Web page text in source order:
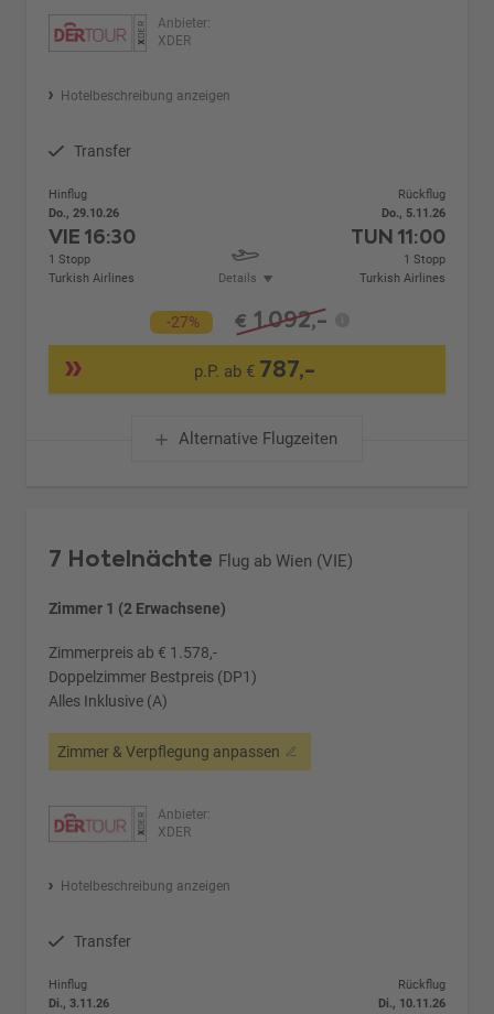
Anbieter:
XDER
Hotelbeschreibung anzeigen
Transfer
Hinflug
Do., 29.10.26
VIE16:30
1 Stopp
Turkish Airlines
Details
Rückflug
Do., 5.11.26
TUN 11:00
1 Stopp
Turkish Airlines
-27% € 1.092,-
p.P. ab € 787,-
Alternative Flugzeiten
7 Hotelnächte Flug ab Wien (VIE)
Zimmer 1 (2 Erwachsene)
Zimmerpreis ab € 1.578,-
Doppelzimmer Bestpreis (DP1)
Alles Inklusive (A)
Zimmer & Verpflegung anpassen
Anbieter:
XDER
Hotelbeschreibung anzeigen
Transfer
Hinflug
Di., 3.11.26
Rückflug
Di., 10.11.26